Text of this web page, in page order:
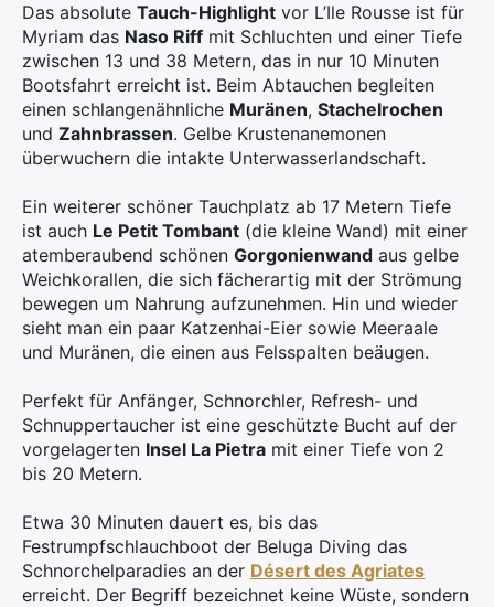
Das absolute Tauch-Highlight vor L’Ile Rousse ist für
Myriam das Naso Riff mit Schluchten und einer Tiefe
zwischen 13 und 38 Metern, das in nur 10 Minuten
Bootsfahrt erreicht ist. Beim Abtauchen begleiten
einen schlangenähnliche Muränen, Stachelrochen
und Zahnbrassen. Gelbe Krustenanemonen
überwuchern die intakte Unterwasserlandschaft.
Ein weiterer schöner Tauchplatz ab 17 Metern Tiefe
ist auch Le Petit Tombant (die kleine Wand) mit einer
atemberaubend schönen Gorgonienwand aus gelbe
Weichkorallen, die sich fächerartig mit der Strömung
bewegen um Nahrung aufzunehmen. Hin und wieder
sieht man ein paar Katzenhai-Eier sowie Meeraale
und Muränen, die einen aus Felsspalten beäugen.
Perfekt für Anfänger, Schnorchler, Refresh- und
Schnuppertaucher ist eine geschützte Bucht auf der
vorgelagerten Insel La Pietra mit einer Tiefe von 2
bis 20 Metern.
Etwa 30 Minuten dauert es, bis das
Festrumpfschlauchboot der Beluga Diving das
Schnorchelparadies an der Désert des Agriates
erreicht. Der Begriff bezeichnet keine Wüste, sondern